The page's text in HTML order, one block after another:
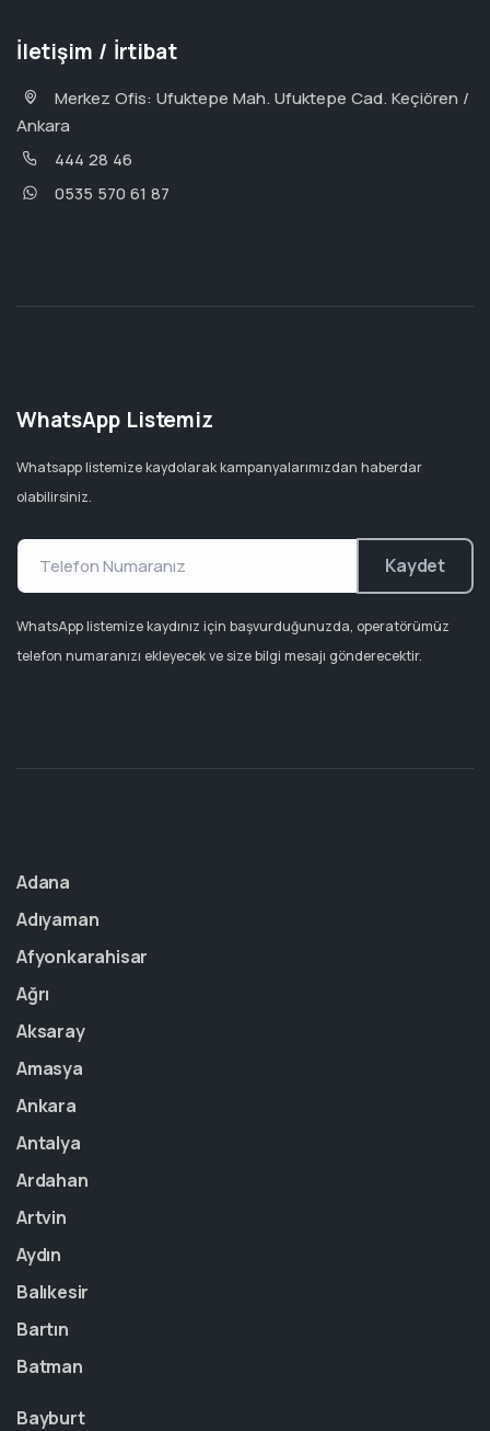
İletişim / İrtibat
Merkez Ofis: Ufuktepe Mah. Ufuktepe Cad. Keçiören /
Ankara
444 28 46
0535 570 61 87
WhatsApp Listemiz
Whatsapp listemize kaydolarak kampanyalarımızdan haberdar
olabilirsiniz.
Kaydet
WhatsApp listemize kaydınız için başvurduğunuzda, operatörümüz
telefon numaranızı ekleyecek ve size bilgi mesajı gönderecektir.
Adana
Adıyaman
Afyonkarahisar
Ağrı
Aksaray
Amasya
Ankara
Antalya
Ardahan
Artvin
Aydın
Balıkesir
Bartın
Batman
Bayburt